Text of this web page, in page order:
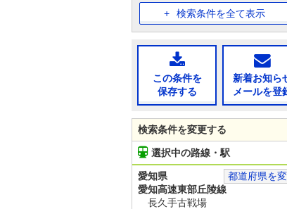
検索条件を全て表示
この条件を
保存する
新着お知ら
メールを登
検索条件を変更する
選択中の路線・駅
愛知県
都道府県を
愛知高速東部丘陵線
長久手古戦場